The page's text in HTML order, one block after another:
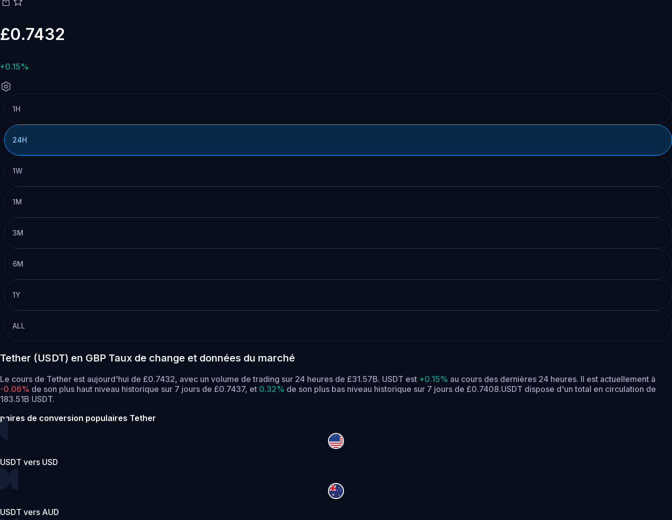
£0.7432
+0.15%
1H
24H
1W
1M
3M
6M
1Y
ALL
Tether (USDT) en GBP Taux de change et données du marché
Le cours de Tether est aujourd'hui de £0.7432, avec un volume de trading sur 24 heures de £31.57B. USDT est +0.15% au cours des dernières 24 heures. Il est actuellement à
-0.06% de son plus haut niveau historique sur 7 jours de £0.7437, et 0.32% de son plus bas niveau historique sur 7 jours de £0.7408.USDT dispose d'un total en circulation de
183.51B USDT.
paires de conversion populaires Tether
USDT vers USD
USDT vers AUD